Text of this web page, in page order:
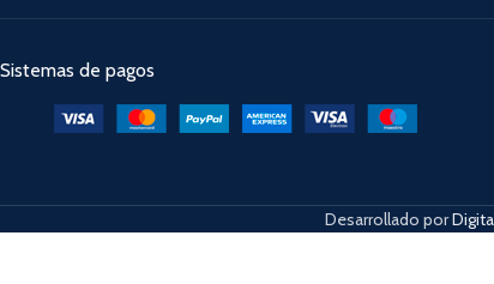
Sistemas de pagos
Desarrollado por